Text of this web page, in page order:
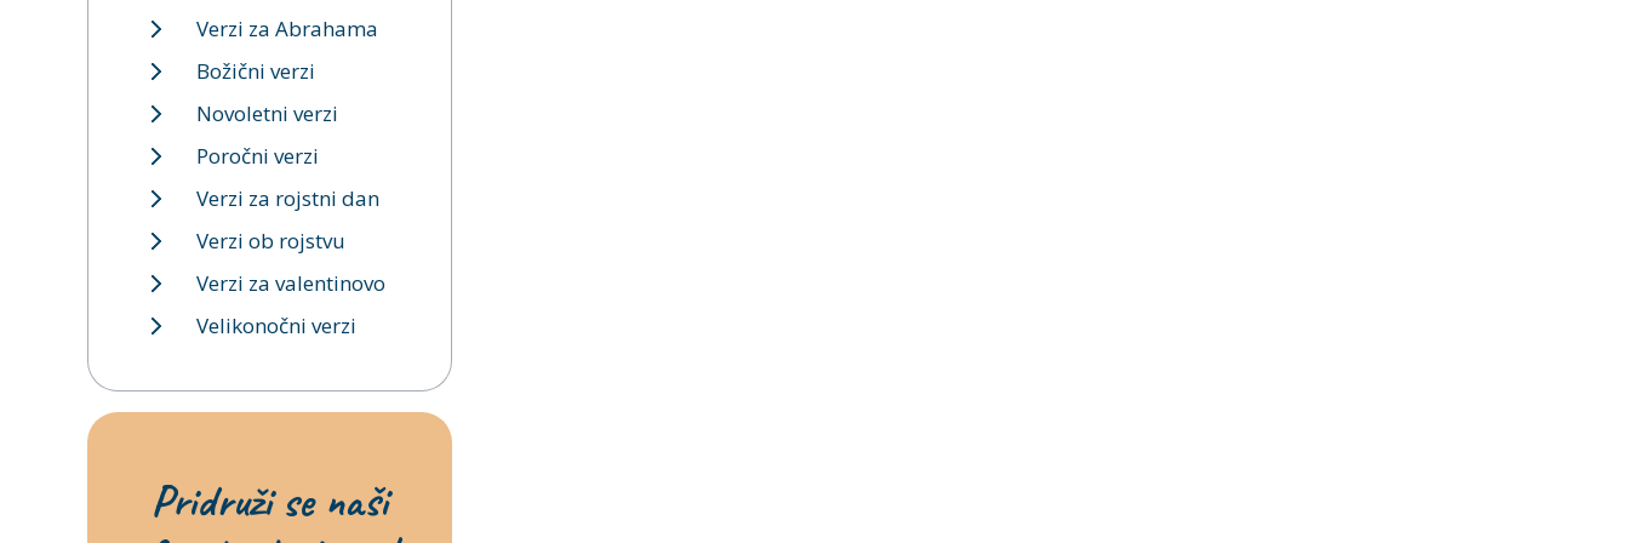
Verzi za Abrahama
Božični verzi
Novoletni verzi
Poročni verzi
Verzi za rojstni dan
Verzi ob rojstvu
Verzi za valentinovo
Velikonočni verzi
Pridruži se naši